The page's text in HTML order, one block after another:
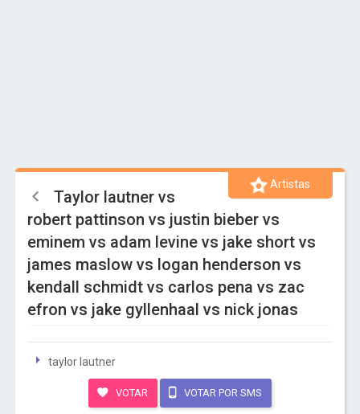
Artistas
Taylor lautner vs
robert pattinson vs justin bieber vs
eminem vs adam levine vs jake short vs
james maslow vs logan henderson vs
kendall schmidt vs carlos pena vs zac
efron vs jake gyllenhaal vs nick jonas
taylor lautner
VOTAR VOTAR POR SMS